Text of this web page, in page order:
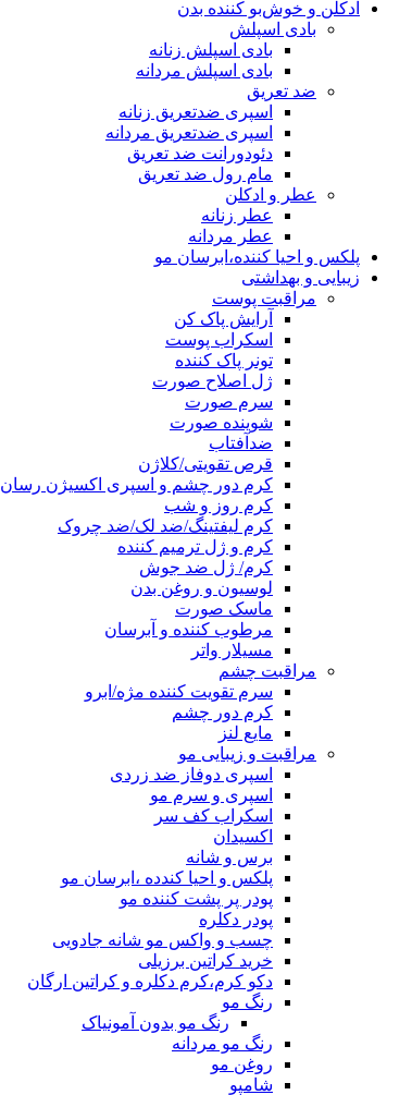
ادکلن و خوش‌بو کننده بدن
بادی اسپلش
بادی اسپلش زنانه
بادی اسپلش مردانه
ضد تعریق
اسپری ضدتعریق زنانه
اسپری ضدتعریق مردانه
دئودورانت ضد تعریق
مام رول ضد تعریق
عطر و ادکلن
عطر زنانه
عطر مردانه
پلکس و احیا کننده،ابرسان مو
زیبایی و بهداشتی
مراقبت پوست
آرایش پاک کن
اسکراب پوست
تونر پاک کننده
ژل اصلاح صورت
سرم صورت
شوینده صورت
ضدآفتاب
قرص تقویتی/کلاژن
کرم دور چشم و اسپری اکسیژن رسان
کرم روز و شب
کرم لیفتینگ/ضد لک/ضد چروک
کرم و ژل ترمیم کننده
کرم/ ژل ضد جوش
لوسیون و روغن بدن
ماسک صورت
مرطوب کننده و آبرسان
مسیلار واتر
مراقبت چشم
سرم تقویت کننده مژه/ابرو
کرم دور چشم
مایع لنز
مراقبت و زیبایی مو
اسپری دوفاز ضد زردی
اسپری و سرم مو
اسکراب کف سر
اکسیدان
برس و شانه
پلکس و احیا کندده ،ابرسان مو
پودر پر پشت کننده مو
پودر دکلره
چسب و واکس مو شانه جادویی
خرید کراتین برزیلی
دکو کرم،کرم دکلره و کراتین ارگان
رنگ مو
رنگ مو بدون آمونیاک
رنگ مو مردانه
روغن مو
شامپو